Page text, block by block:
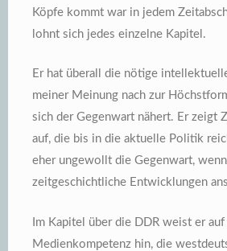
Köpfe kommt war in jedem
lohnt sich jedes einzelne Kapitel.
Er hat überall die nötige
meiner Meinung nach zur
sich der Gegenwart nähert. Er zeigt
auf, die bis in die aktuelle Politik
eher ungewollt die Gegenwart,
zeitgeschichtliche Entwicklungen
Im Kapitel über die DDR weist er
Medienkompetenz hin, die